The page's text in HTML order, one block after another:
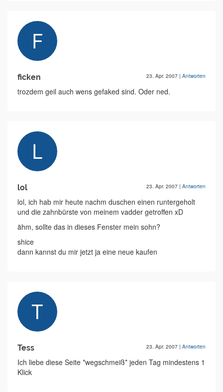
ficken 23. Apr. 2007 | Antworten
trozdem geil auch wens gefaked sind. Oder ned.
lol 23. Apr. 2007 | Antworten
lol, ich hab mir heute nachm duschen einen runtergeholt
und die zahnbürste von meinem vadder getroffen xD
ähm, sollte das in dieses Fenster mein sohn?
shice
dann kannst du mir jetzt ja eine neue kaufen
Tess 23. Apr. 2007 | Antworten
Ich liebe diese Seite *wegschmeiß* jeden Tag mindestens 1
Klick